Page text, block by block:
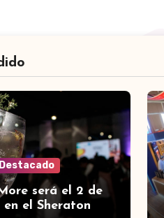
Destacado
será el 2 de
el Sheraton